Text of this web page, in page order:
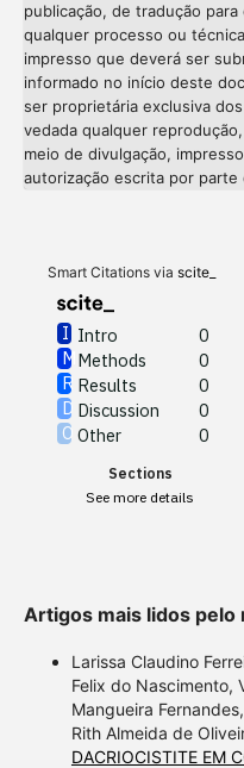
publicação, de tradução
qualquer processo ou
impresso que deverá ser
informado no início deste
ser proprietária exclusiva
vedada qualquer
meio de divulgação,
autorização escrita por parte
Smart Citations via scite_
Intro
0
Methods
0
Results
0
Discussion
0
Other
0
Sections
See more details
Artigos mais lidos
Larissa Claudino
Felix do Nascimento,
Mangueira
Rith Almeida de
DACRIOCISTITE EM